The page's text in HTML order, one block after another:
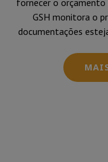
fornecer o orçamento
GSH monitora o
documentações